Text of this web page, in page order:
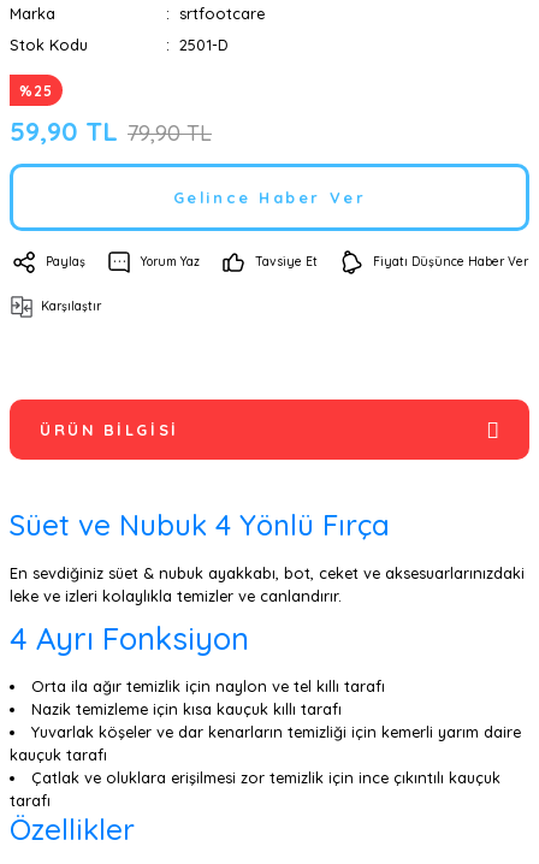
Marka
srtfootcare
Stok Kodu
2501-D
%25
59,90 TL 79,90 TL
Gelince Haber Ver
Paylaş Yorum Yaz Tavsiye Et Fiyatı Düşünce Haber Ver
Karşılaştır
ÜRÜN BILGISI
Süet ve Nubuk 4 Yönlü Fırça
En sevdiğiniz süet & nubuk ayakkabı, bot, ceket ve aksesuarlarınızdaki
leke ve izleri kolaylıkla temizler ve canlandırır.
4 Ayrı Fonksiyon
Orta ila ağır temizlik için naylon ve tel kıllı tarafı
Nazik temizleme için kısa kauçuk kıllı tarafı
Yuvarlak köşeler ve dar kenarların temizliği için kemerli yarım daire
kauçuk tarafı
Çatlak ve oluklara erişilmesi zor temizlik için ince çıkıntılı kauçuk
tarafı
Özellikler